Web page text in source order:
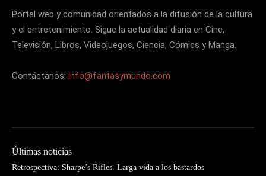
Portal web y comunidad orientados a la difusión de la cultura
y el entretenimiento. Sigue la actualidad diaria en Cine,
Televisión, Libros, Videojuegos, Ciencia, Cómics y Manga.
Contáctanos: info@fantasymundo.com
Últimas noticias
Retrospectiva: Sharpe’s Rifles. Larga vida a los bastardos